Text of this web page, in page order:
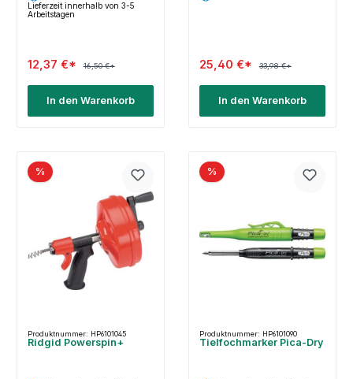
Lieferzeit innerhalb von 3-5
Arbeitstagen
12,37 €* 16,50 €*
In den Warenkorb
25,40 €* 33,98 €*
In den Warenkorb
%
Produktnummer: HP6101045
Ridgid Powerspin+
%
Produktnummer: HP6101090
Tielfochmarker Pica-Dry